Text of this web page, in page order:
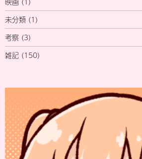
未分類 (1)
考察 (3)
雑記 (150)